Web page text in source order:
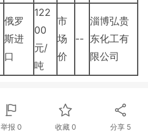
俄罗
斯进
口
122
00
元/
吨
市
场
价
--
淄博弘贵
东化工有
限公司
举报 0 收藏 0 分享 5